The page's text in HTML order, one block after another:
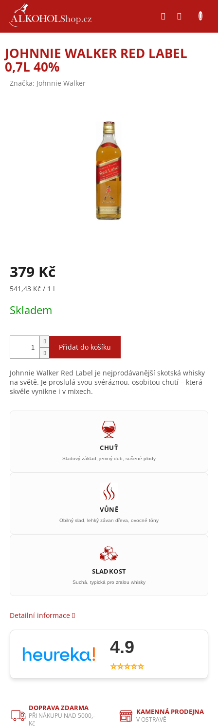
obsah
JOHNNIE WALKER RED LABEL
0,7L 40%
Značka: Johnnie Walker
379 Kč
Měrná
541,43 Kč / 1 l
Skladem
Přidat do košíku
Johnnie Walker Red Label je nejprodávanější skotská whisky
na světě. Je proslulá svou svéráznou, osobitou chutí – která
skvěle vynikne i v mixech.
CHUŤ
Sladový základ, jemný dub, sušené plody
VŮNĚ
Obilný slad, lehký závan dřeva, ovocné tóny
SLADKOST
Suchá, typická pro zralou whisky
Detailní informace
4.9
⭐⭐⭐⭐⭐
DOPRAVA ZDARMA
PŘI NÁKUPU NAD 5000,-
Kč
KAMENNÁ PRODEJNA
V OSTRAVĚ